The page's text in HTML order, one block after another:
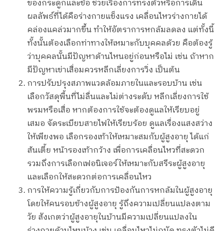
ของกระดูกและข้อ ช่วยเรื่องการทรงตัวหรือการเดิน
ผลลัพธ์ที่ได้คือร่างกายแข็งแรง เคลื่อนไหวร่างกายได้
คล่องแคล่วมากขึ้น ทำให้อัตราการหกล้มลดลง แต่ทั้งนี้
ทั้งนั้นต้องเลือกท่าทางให้เหมาะกับบุคคลด้วย คือต้องรู้
ว่าบุคคลนั้นมีปัญหาด้านไหนอยู่ก่อนหรือไม่ เช่น ถ้าหาก
มีปัญหาเข่าเสื่อมควรหลีกเลี่ยงการวิ่ง เป็นต้น
การปรับปรุงสภาพแวดล้อมภายในและรอบบ้าน เช่น
เลือกวัสดุพื้นที่ไม่ลื่นและไม่ต่างระดับ หลีกเลี่ยงการใช้
พรมหรือเสื่อ หากต้องการใช้จะต้องดูแลให้เรียบอยู่
เสมอ จัดระเบียบสายไฟให้เรียบร้อย ดูแลเรื่องแสงสว่าง
ให้เพียงพอ เลือกรองเท้าให้เหมาะสมกับผู้สูงอายุ ได้แก่
ส้นเตี้ย หน้ารองเท้ากว้าง เพื่อการเคลื่อนไหวที่สะดวก
รวมถึงการเลือกเฟอนิเจอร์ให้เหมาะกับสรีระผู้สูงอายุ
และเลือกให้สะดวกต่อการเคลื่อนไหว
การให้ความรู้เกี่ยวกับการป้องกันการหกล้มในผู้สูงอายุ
โดยให้คนรอบข้างผู้สูงอายุ รู้ถึงความเปลี่ยนแปลงตาม
วัย สังเกตว่าผู้สูงอายุในบ้านมีความเปลี่ยนแปลงใน